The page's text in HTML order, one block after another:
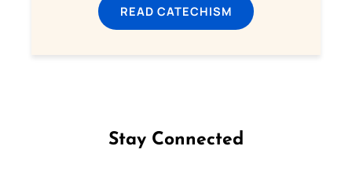
READ CATECHISM
Stay Connected